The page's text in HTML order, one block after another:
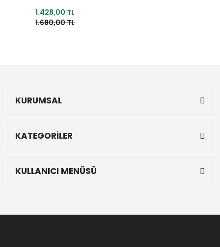
1.428,00 TL
1.680,00 TL
KURUMSAL
KATEGORİLER
KULLANICI MENÜSÜ